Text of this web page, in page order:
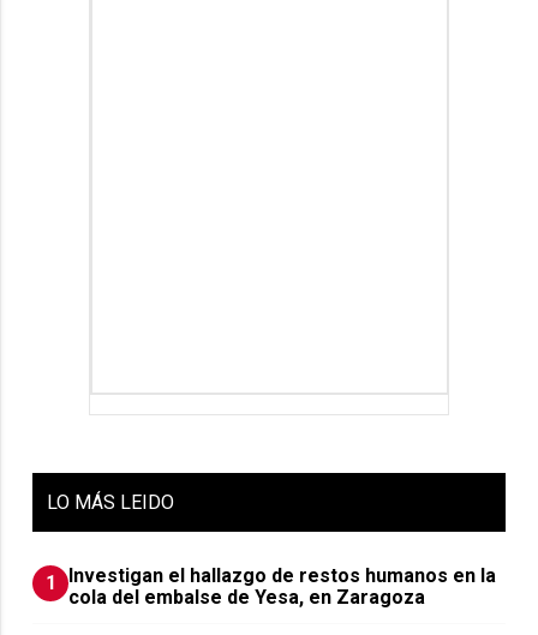
LO MÁS LEIDO
1
Investigan el hallazgo de restos humanos en la
cola del embalse de Yesa, en Zaragoza